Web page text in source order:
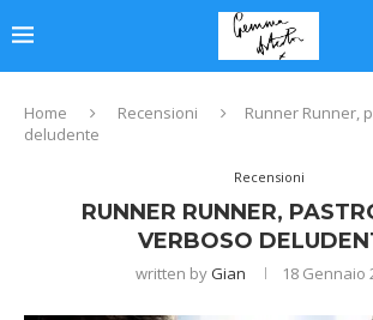
Home Recensioni
Runner Runner,
deludente
Recensioni
RUNNER RUNNER,
VERBOSO
written byGian 18 Gennaio